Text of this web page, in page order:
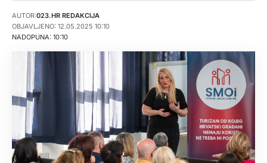
NADOPUNA: 10:10
AUTOR:023.HR REDAKCIJA
OBJAVLJENO: 12.05.2025 10:10